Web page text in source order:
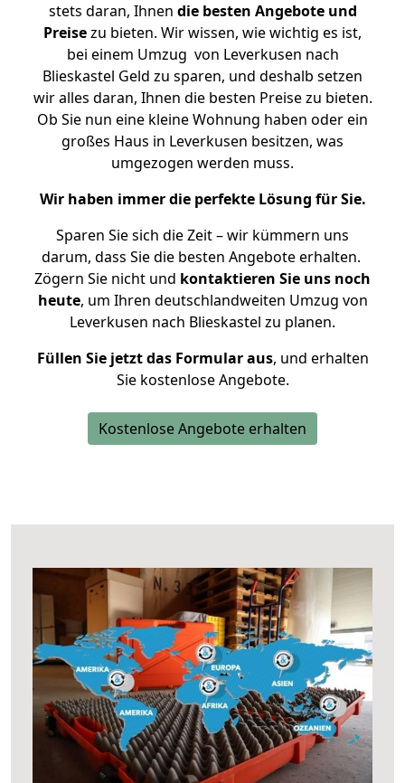
stets daran, Ihnen die besten Angebote und
Preisezu bieten. Wir wissen, wie wichtig es ist,
bei einem Umzug von Leverkusen nach
Blieskastel Geld zu sparen, und deshalb setzen
wir alles daran, Ihnen die besten Preise zu bieten.
Ob Sie nun eine kleine Wohnung haben oder ein
großes Haus in Leverkusen besitzen, was
umgezogen werden muss.
Wir haben immer die perfekte Lösung für Sie.
Sparen Sie sich die Zeit – wir kümmern uns
darum, dass Sie die besten Angebote erhalten.
Zögern Sie nicht und kontaktieren Sie uns noch
heute, um Ihren deutschlandweiten Umzug von
Leverkusen nach Blieskastel zu planen.
Füllen Sie jetzt das Formular aus, und erhalten
Sie kostenlose Angebote.
Kostenlose Angebote erhalten